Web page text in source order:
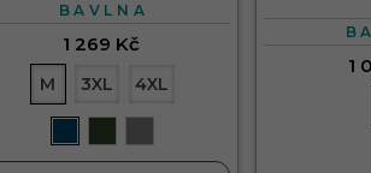
BAVLNA
1 269 Kč
M 3XL 4XL
1